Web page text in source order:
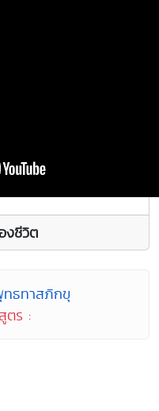
งชีวิต
ธทาสภิกขุ
ตร :